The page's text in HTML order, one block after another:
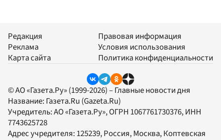
Редакция
Реклама
Карта сайта
Правовая информация
Условия использования
Политика конфиденциальности
© АО «Газета.Ру» (1999-2026) – Главные новости дня
Название: Газета.Ru (Gazeta.Ru)
Учредитель:АО «Газета.Ру», ОГРН 1067761730376, ИНН
7743625728
Адрес учредителя: 125239, Россия, Москва, Коптевская